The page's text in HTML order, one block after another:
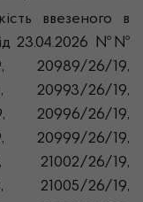
ввезеного в
23.04.2026 №№
20989/26/19,
20993/26/19,
20996/26/19,
20999/26/19,
21002/26/19,
21005/26/19,